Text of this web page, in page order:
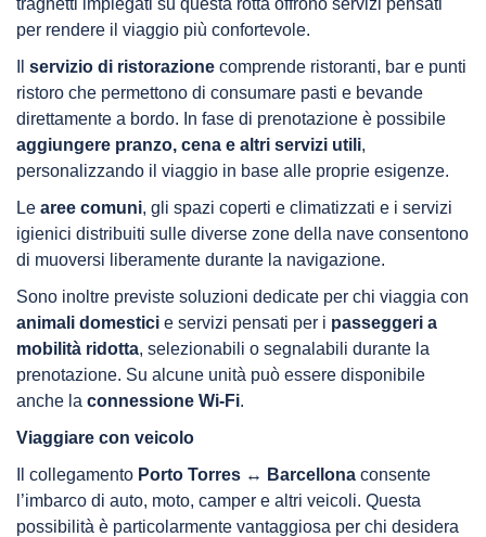
per rendere il viaggio più confortevole.
servizio di ristorazione comprende ristoranti, bar e punti
ristoro che permettono di consumare pasti e bevande
direttamente a bordo. In fase di prenotazione è possibile
aggiungere pranzo, cena e altri servizi utili,
personalizzando il viaggio in base alle proprie esigenze.
Le aree comuni, gli spazi coperti e climatizzati e i servizi
igienici distribuiti sulle diverse zone della nave consentono
di muoversi liberamente durante la navigazione.
Sono inoltre previste soluzioni dedicate per chi viaggia con
animali domestici e servizi pensati per i passeggeri a
mobilità ridotta, selezionabili o segnalabili durante la
prenotazione. Su alcune unità può essere disponibile
anche la connessione Wi-Fi.
Viaggiare con veicolo
Il collegamento Porto Torres ↔ Barcellona consente
l’imbarco di auto, moto, camper e altri veicoli. Questa
possibilità è particolarmente vantaggiosa per chi desidera